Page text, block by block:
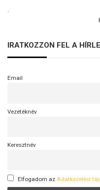
.
IRATKOZZON FEL A
Email
Vezetéknév
Keresztnév
Elfogadom az Adatkezelési